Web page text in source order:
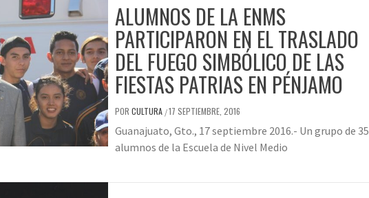
ALUMNOS DE LA ENMS
PARTICIPARON EN EL TRASLADO
DEL FUEGO SIMBÓLICO DE LAS
FIESTAS PATRIAS EN PÉNJAMO
POR CULTURA /17 SEPTIEMBRE, 2016
Guanajuato, Gto., 17 septiembre 2016.- Un grupo de 35
alumnos de la Escuela de Nivel Medio